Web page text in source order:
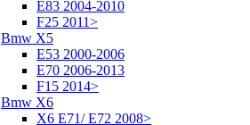
E83 2004-2010
F25 2011>
Bmw X5
E53 2000-2006
E70 2006-2013
F15 2014>
Bmw X6
X6 E71/ E72 2008>